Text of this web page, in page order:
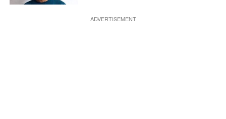
ADVERTISEMENT